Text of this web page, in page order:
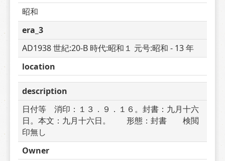
昭和
era_3
AD1938 世紀:20-B 時代:昭和１ 元号:昭和 - 13 年
location
description
日付等　消印：１３．９．１６。封書：九月十六
日。本文：九月十六日。　　形態：封書　　検閲
印無し
Owner